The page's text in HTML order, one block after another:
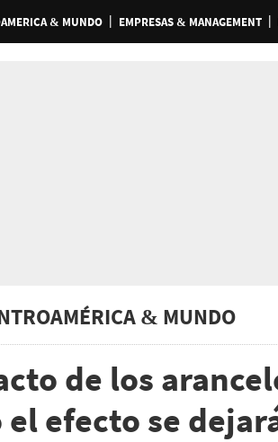
& MUNDO EMPRESAS & MANAGEMENT
& MUNDO
de los
el efecto se